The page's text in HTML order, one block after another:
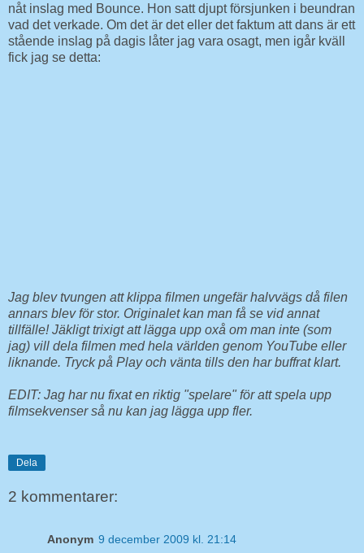
nåt inslag med Bounce. Hon satt djupt försjunken i beundran
vad det verkade. Om det är det eller det faktum att dans är ett
stående inslag på dagis låter jag vara osagt, men igår kväll
fick jag se detta:
Jag blev tvungen att klippa filmen ungefär halvvägs då filen
annars blev för stor. Originalet kan man få se vid annat
tillfälle! Jäkligt trixigt att lägga upp oxå om man inte (som
jag) vill dela filmen med hela världen genom YouTube eller
liknande. Tryck på Play och vänta tills den har buffrat klart.
EDIT: Jag har nu fixat en riktig "spelare" för att spela upp
filmsekvenser så nu kan jag lägga upp fler.
Dela
2 kommentarer:
Anonym 9 december 2009 kl. 21:14